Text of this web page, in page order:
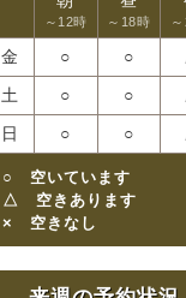
～12時 ～18時
金 ○ ○
土
○ ○
日
○ ○
○ 空いています
△ 空きあります
× 空きなし